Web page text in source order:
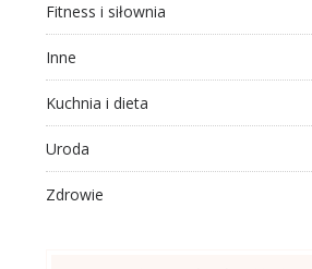
Fitness i siłownia
Inne
Kuchnia i dieta
Uroda
Zdrowie